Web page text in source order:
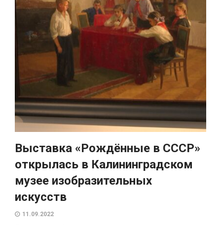
Выставка «Рождённые в СССР»
открылась в Калининградском
музее изобразительных
искусств
11.09.2022